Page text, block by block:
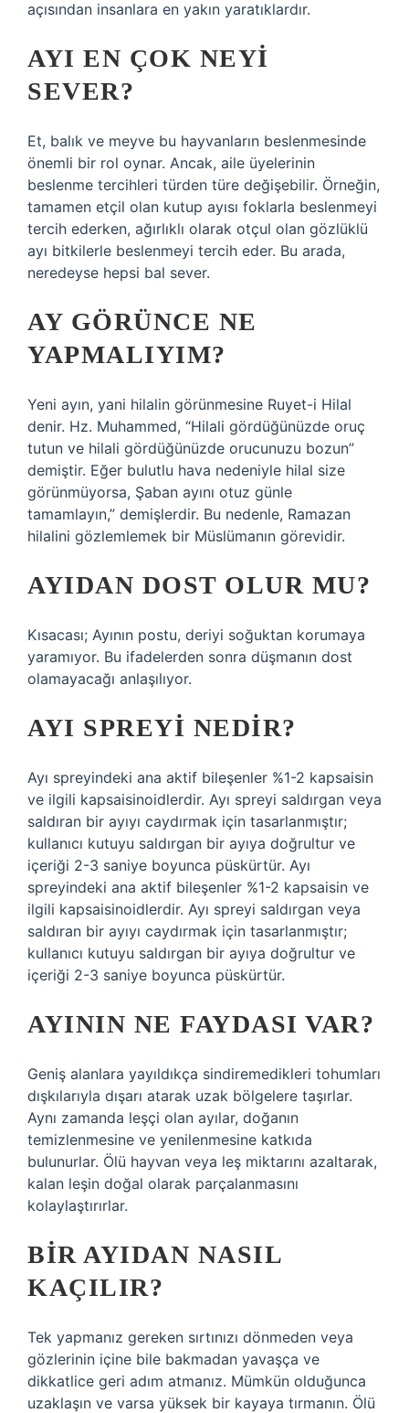
açısından insanlara en yakın yaratıklardır.
AYI EN ÇOK NEYI
SEVER?
Et, balık ve meyve bu hayvanların beslenmesinde
önemli bir rol oynar. Ancak, aile üyelerinin
beslenme tercihleri ​​türden türe değişebilir. Örneğin,
tamamen etçil olan kutup ayısı foklarla beslenmeyi
tercih ederken, ağırlıklı olarak otçul olan gözlüklü
ayı bitkilerle beslenmeyi tercih eder. Bu arada,
neredeyse hepsi bal sever.
AY GÖRÜNCE NE
YAPMALIYIM?
Yeni ayın, yani hilalin görünmesine Ruyet-i Hilal
denir. Hz. Muhammed, “Hilali gördüğünüzde oruç
tutun ve hilali gördüğünüzde orucunuzu bozun”
demiştir. Eğer bulutlu hava nedeniyle hilal size
görünmüyorsa, Şaban ayını otuz günle
tamamlayın,” demişlerdir. Bu nedenle, Ramazan
hilalini gözlemlemek bir Müslümanın görevidir.
AYIDAN DOST OLUR MU?
Kısacası; Ayının postu, deriyi soğuktan korumaya
yaramıyor. Bu ifadelerden sonra düşmanın dost
olamayacağı anlaşılıyor.
AYI SPREYI NEDIR?
Ayı spreyindeki ana aktif bileşenler %1-2 kapsaisin
ve ilgili kapsaisinoidlerdir. Ayı spreyi saldırgan veya
saldıran bir ayıyı caydırmak için tasarlanmıştır;
kullanıcı kutuyu saldırgan bir ayıya doğrultur ve
içeriği 2-3 saniye boyunca püskürtür. Ayı
spreyindeki ana aktif bileşenler %1-2 kapsaisin ve
ilgili kapsaisinoidlerdir. Ayı spreyi saldırgan veya
saldıran bir ayıyı caydırmak için tasarlanmıştır;
kullanıcı kutuyu saldırgan bir ayıya doğrultur ve
içeriği 2-3 saniye boyunca püskürtür.
AYININ NE FAYDASI VAR?
Geniş alanlara yayıldıkça sindiremedikleri tohumları
dışkılarıyla dışarı atarak uzak bölgelere taşırlar.
Aynı zamanda leşçi olan ayılar, doğanın
temizlenmesine ve yenilenmesine katkıda
bulunurlar. Ölü hayvan veya leş miktarını azaltarak,
kalan leşin doğal olarak parçalanmasını
kolaylaştırırlar.
BIR AYIDAN NASIL
KAÇILIR?
Tek yapmanız gereken sırtınızı dönmeden veya
gözlerinin içine bile bakmadan yavaşça ve
dikkatlice geri adım atmanız. Mümkün olduğunca
uzaklaşın ve varsa yüksek bir kayaya tırmanın. Ölü